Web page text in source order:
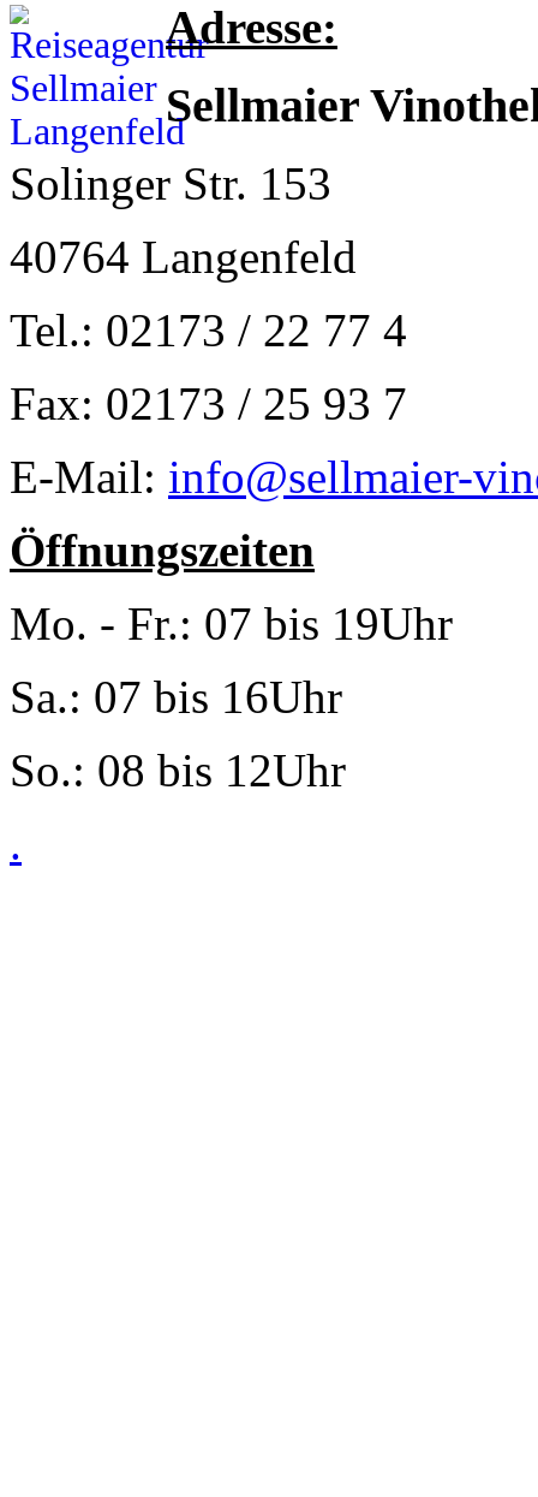
Adresse:
Sellmaier
Solinger Str. 153
40764 Langenfeld
Tel.: 02173 / 22 77 4
Fax: 02173 / 25 93 7
E-Mail: info@sellmaier-
Öffnungszeiten
Mo. - Fr.: 07 bis 19Uhr
Sa.: 07 bis 16Uhr
So.: 08 bis 12Uhr
.